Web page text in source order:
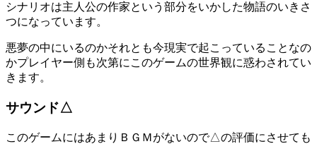
シナリオは主人公の作家という部分をいかした物語のいきさ
つになっています。
悪夢の中にいるのかそれとも今現実で起こっていることなの
かプレイヤー側も次第にこのゲームの世界観に惑わされてい
きます。
サウンド△
このゲームにはあまりＢＧＭがないので△の評価にさせても